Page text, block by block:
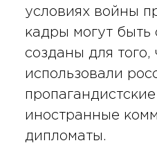
условиях войны
кадры могут быть
созданы для того,
использовали
иностранные
дипломаты.